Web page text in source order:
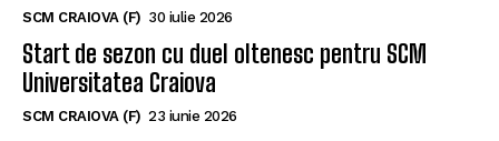
SCM CRAIOVA (F) 30 iulie 2026
Start de sezon cu duel oltenesc pentru SCM
Universitatea Craiova
SCM CRAIOVA (F) 23 iunie 2026